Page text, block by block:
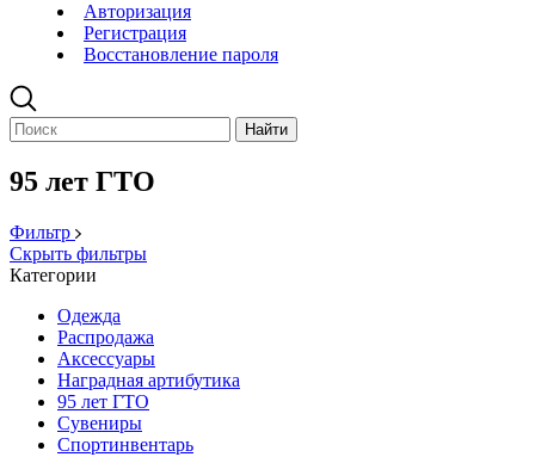
Авторизация
Регистрация
Восстановление пароля
95 лет ГТО
Фильтр
Скрыть фильтры
Категории
Одежда
Распродажа
Аксессуары
Наградная артибутика
95 лет ГТО
Сувениры
Спортинвентарь